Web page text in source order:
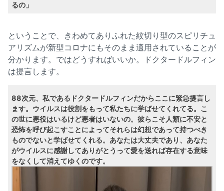
るの」
ということで、きわめてありふれた紋切り型のスピリチュ
アリズムが新型コロナにもそのまま適用されていることが
分かります。ではどうすればいいか。ドクタードルフィン
は提言します。
88次元、私であるドクタードルフィンだからここに緊急提言し
ます。ウイルスは役割をもって私たちに学ばせてくれてる。こ
の世に悪役はいるけど悪者はいないの。彼らこそ人類に不安と
恐怖を呼び起こすことによってそれらは幻想であって持つべき
ものでないと学ばせてくれる。あなたは大丈夫であり、あなた
がウイルスに感謝してありがとうって愛を送れば存在する意味
をなくして消えてゆくのです。